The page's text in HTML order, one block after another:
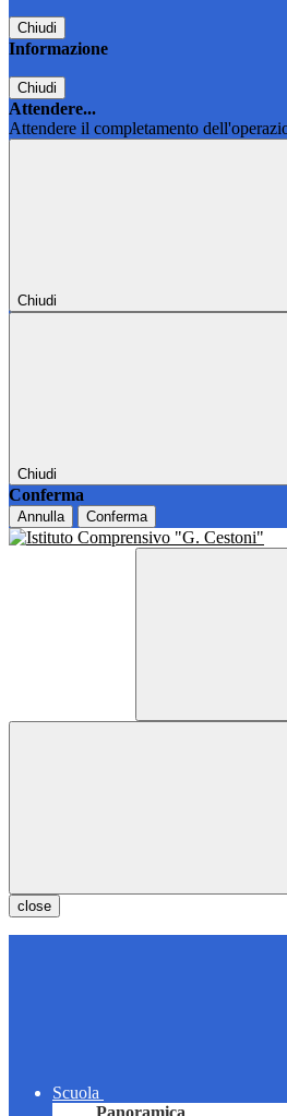
Chiudi
Informazione
Chiudi
Attendere...
Attendere il completamento
Chiudi
Chiudi
Conferma
Annulla Conferma
close
Scuola